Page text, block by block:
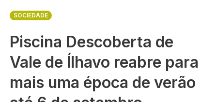
SOCIEDADE
Piscina Descoberta de
Vale de Ílhavo reabre para
mais uma época de verão